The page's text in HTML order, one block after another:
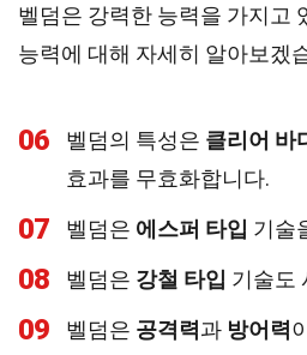
벨덤은 강력한 능력을 가지고
능력에 대해 자세히 알아보겠
06 벨덤의 특성은 클리어 바
효과를 무효화합니다.
07 벨덤은 에스퍼 타입 기술
08 벨덤은 강철 타입 기술도
09 벨덤은 공격력과 방어력